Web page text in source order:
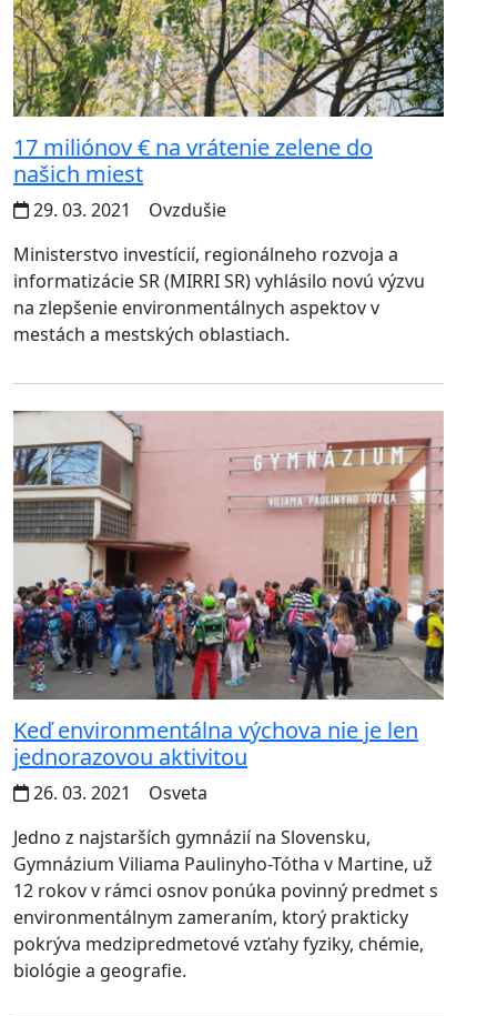
17 miliónov € na vrátenie zelene do
našich miest
29. 03. 2021
Ovzdušie
Ministerstvo investícií, regionálneho rozvoja a
informatizácie SR (MIRRI SR) vyhlásilo novú výzvu
na zlepšenie environmentálnych aspektov v
mestách a mestských oblastiach.
Keď environmentálna výchova nie je len
jednorazovou aktivitou
26. 03. 2021
Osveta
Jedno z najstarších gymnázií na Slovensku,
Gymnázium Viliama Paulinyho-Tótha v Martine, už
12 rokov v rámci osnov ponúka povinný predmet s
environmentálnym zameraním, ktorý prakticky
pokrýva medzipredmetové vzťahy fyziky, chémie,
biológie a geografie.